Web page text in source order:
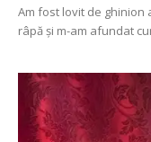
Am fost lovit de ghinion
râpă şi m-am afundat